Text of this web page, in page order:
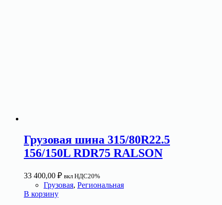
Грузовая шина 315/80R22.5
156/150L RDR75 RALSON
33 400,00 ₽ вкл НДС20%
Грузовая, Региональная
В корзину